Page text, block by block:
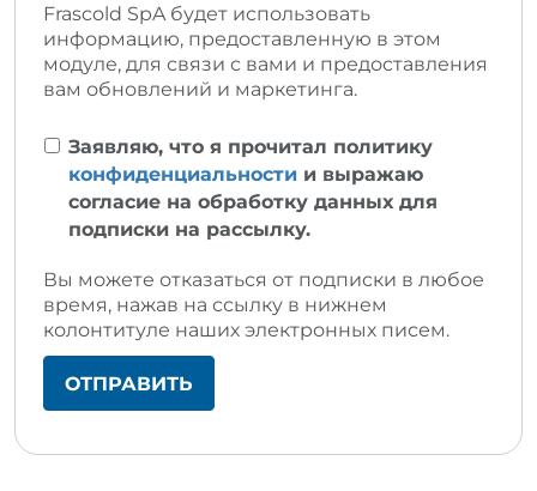
Frascold SpA будет использовать
информацию, предоставленную в этом
модуле, для связи с вами и предоставления
вам обновлений и маркетинга.
Заявляю, что я прочитал политику
конфиденциальности и выражаю
согласие на обработку данных для
подписки на рассылку.
Вы можете отказаться от подписки в любое
время, нажав на ссылку в нижнем
колонтитуле наших электронных писем.